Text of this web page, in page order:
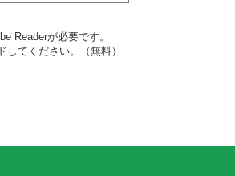
Readerが必要です。
てください。（無料）